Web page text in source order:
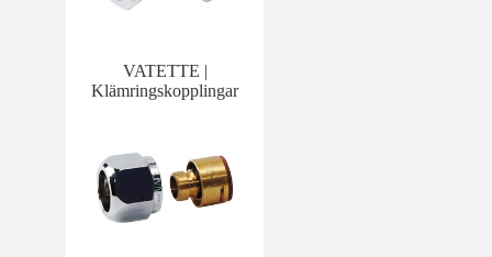
VATETTE |
Klämringskopplingar